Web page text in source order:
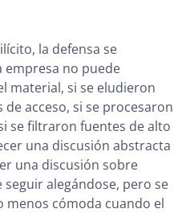
la defensa se
empresa no puede
material, si se eludieron
acceso, si se procesaron
se filtraron fuentes de alto
una discusión abstracta
una discusión sobre
alegándose, pero se
menos cómoda cuando el